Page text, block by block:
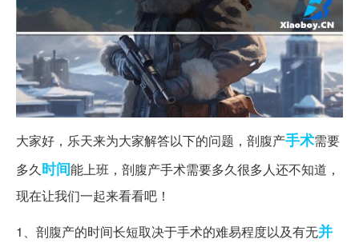
大家好，乐天来为大家解答以下的问题，剖腹产手术需要
多久时间能上班，剖腹产手术需要多久很多人还不知道，
现在让我们一起来看看吧！
1、剖腹产的时间长短取决于手术的难易程度以及有无并